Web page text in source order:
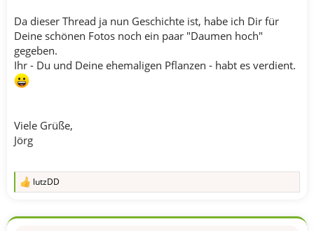
Da dieser Thread ja nun Geschichte ist, habe ich Dir für
Deine schönen Fotos noch ein paar "Daumen hoch"
gegeben.
Ihr - Du und Deine ehemaligen Pflanzen - habt es verdient.
Viele Grüße,
Jörg
R
k
lutzDD